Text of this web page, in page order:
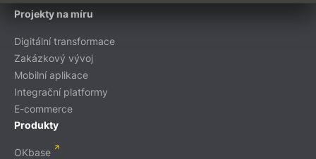
Projekty na míru
Digitální transformace
Zakázkový vývoj
Mobilní aplikace
Integrační platformy
E-commerce
Produkty
OKbase